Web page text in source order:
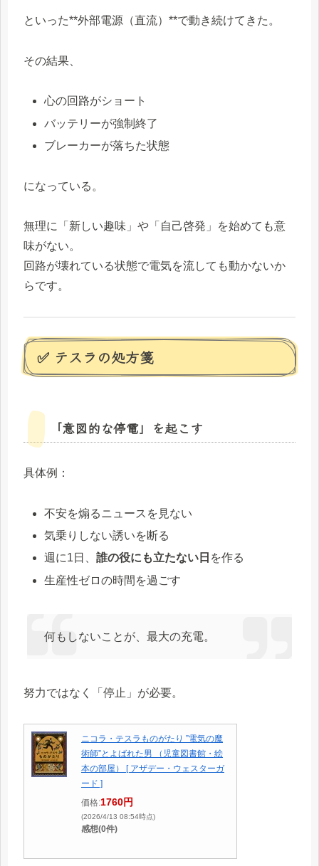
といった**外部電源（直流）**で動き続けてきた。
その結果、
心の回路がショート
バッテリーが強制終了
ブレーカーが落ちた状態
になっている。
無理に「新しい趣味」や「自己啓発」を始めても意
味がない。
回路が壊れている状態で電気を流しても動かないか
らです。
✅ テスラの処方箋
「意図的な停電」を起こす
具体例：
不安を煽るニュースを見ない
気乗りしない誘いを断る
週に1日、誰の役にも立たない日 を作る
生産性ゼロの時間を過ごす
何もしないことが、最大の充電。
努力ではなく「停止」が必要。
ニコラ・テスラものがたり ”電気の魔
術師”とよばれた男 （児童図書館・絵
本の部屋） [ アザデー・ウェスターガ
ード ]
価格:1760円
(2026/4/13 08:54時点)
感想(0件)